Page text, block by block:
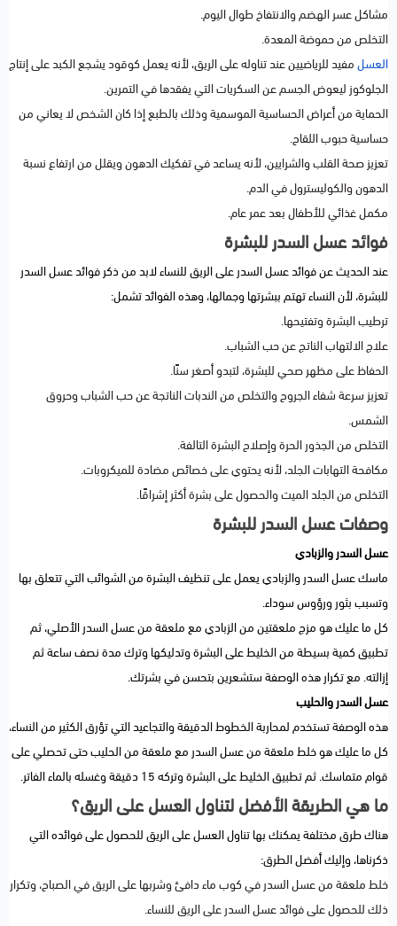
مشاكل عسر الهضم والانتفاخ طوال اليوم.
التخلص من حموضة المعدة.
العسلمفيد للرياضيين عند تناوله على الريق، لأنه يعمل كوقود يشجع الكبد على إنتاج
الجلوكوز ليعوض الجسم عن السكريات التي يفقدها في التمرين.
الحماية من أعراض الحساسية الموسمية وذلك بالطبع إذا كان الشخص لا يعاني من
حساسية حبوب اللقاح.
تعزيز صحة القلب والشرايين، لأنه يساعد في تفكيك الدهون ويقلل من ارتفاع نسبة
الدهون والكوليسترول في الدم.
مكمل غذائي للأطفال بعد عمر عام.
فوائد عسل السدر للبشرة
عند الحديث عن فوائد عسل السدر على الريق للنساء لابد من ذكر فوائد عسل السدر
للبشرة، لأن النساء تهتم ببشرتها وجمالها، وهذه الفوائد تشمل:
ترطيب البشرة وتفتيحها.
علاج الالتهاب الناتج عن حب الشباب.
الحفاظ على مظهر صحي للبشرة، لتبدو أصغر سنًا.
تعزيز سرعة شفاء الجروح والتخلص من الندبات الناتجة عن حب الشباب وحروق
الشمس.
التخلص من الجذور الحرة وإصلاح البشرة التالفة.
مكافحة التهابات الجلد، لأنه يحتوي على خصائص مضادة للميكروبات.
التخلص من الجلد الميت والحصول على بشرة أكثر إشراقًا.
وصفات عسل السدر للبشرة
عسل السدر والزبادي
ماسك عسل السدر والزبادي يعمل على تنظيف البشرة من الشوائب التي تتعلق بها
وتسبب بثور ورؤوس سوداء.
كل ما عليك هو مزج ملعقتين من الزبادي مع ملعقة من عسل السدر الأصلي، ثم
تطبيق كمية بسيطة من الخليط على البشرة وتدليكها وترك مدة نصف ساعة ثم
إزالته. مع تكرار هذه الوصفة ستشعرين بتحسن في بشرتك.
عسل السدر والحليب
هذه الوصفة تستخدم لمحاربة الخطوط الدقيقة والتجاعيد التي تؤرق الكثير من النساء،
كل ما عليك هو خلط ملعقة من عسل السدر مع ملعقة من الحليب حتى تحصلي على
قوام متماسك. ثم تطبيق الخليط على البشرة وتركه 15 دقيقة وغسله بالماء الفاتر.
ما هي الطريقة الأفضل لتناول العسل على الريق؟
هناك طرق مختلفة يمكنك بها تناول العسل على الريق للحصول على فوائده التي
ذكرناها، وإليك أفضل الطرق:
خلط ملعقة من عسل السدر في كوب ماء دافئ وشربها على الريق في الصباح، وتكرار
ذلك للحصول على فوائد عسل السدر على الريق للنساء.